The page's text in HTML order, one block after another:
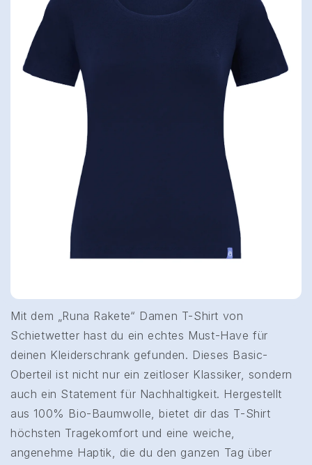
Mit dem „Runa Rakete“ Damen T-Shirt von
Schietwetter hast du ein echtes Must-Have für
deinen Kleiderschrank gefunden. Dieses Basic-
Oberteil ist nicht nur ein zeitloser Klassiker, sondern
auch ein Statement für Nachhaltigkeit. Hergestellt
aus 100% Bio-Baumwolle, bietet dir das T-Shirt
höchsten Tragekomfort und eine weiche,
angenehme Haptik, die du den ganzen Tag über